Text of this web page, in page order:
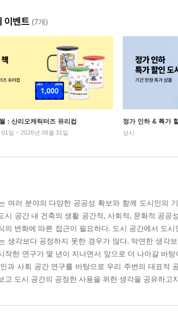
이벤트 (7개)
: 산리오캐릭터즈 유리컵
일 ~ 2026년 08월 31일
정가 인하 & 특가
상시
여러 분야의 다양한 공공성 확보와 함께 도시인의
시 공간 내 건축의 생활 공간적, 사회적, 문화적 공
의 변화에 따른 접근이 필요하다. 도시 공간에서 도
생각보다 공정하지 못한 경우가 많다. 막연한 생각
작한 연구가 몇 년이 지나면서 앞으로 더 나아갈 바
과 사회 공간 연구를 바탕으로 우리 주변의 대표적
고 도시 공간의 공정한 사용을 위한 생각을 공유하고